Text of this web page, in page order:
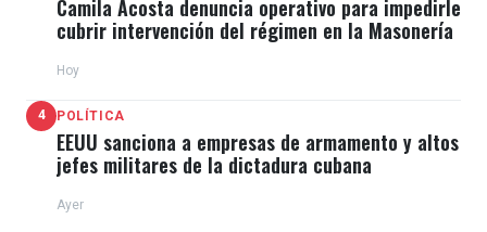
Camila Acosta denuncia operativo para impedirle
cubrir intervención del régimen en la Masonería
Hoy
4 POLÍTICA
EEUU sanciona a empresas de armamento y altos
jefes militares de la dictadura cubana
Ayer